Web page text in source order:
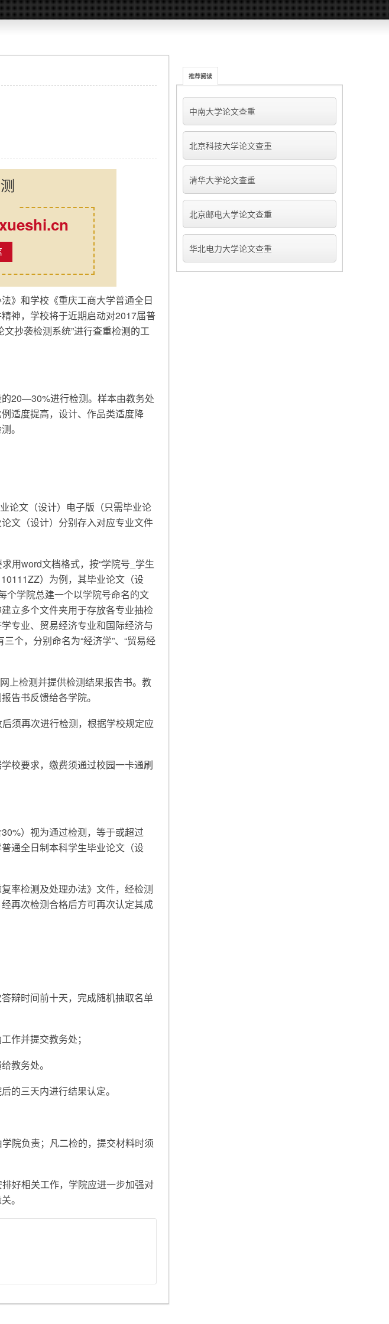
》和学校《重庆工商大学普通全日
神，学校将于近期启动对2017届普
抄袭检测系统”进行查重检测的工
20—30%进行检测。样本由教务处
适度提高，设计、作品类适度降
。
论文（设计）电子版（只需毕业论
文（设计）分别存入对应专业文件
用word文档格式，按“学院号_学生
）为例，其毕业论文（设
个学院总建一个以学院号命名的文
立多个文件夹用于存放各专业抽检
专业、贸易经济专业和国际经济与
个，分别命名为“经济学”、“贸易经
上检测并提供检测结果报告书。教
告书反馈给各学院。
须再次进行检测，根据学校规定应
校要求，缴费须通过校园一卡通刷
）视为通过检测，等于或超过
通全日制本科学生毕业论文（设
率检测及处理办法》文件，经检测
再次检测合格后方可再次认定其成
辩时间前十天，完成随机抽取名单
作并提交教务处；
教务处。
的三天内进行结果认定。
院负责；凡二检的，提交材料时须
好相关工作，学院应进一步加强对
。
推荐阅读
中南大学论文查重
北京科技大学论文查重
清华大学论文查重
北京邮电大学论文查重
华北电力大学论文查重